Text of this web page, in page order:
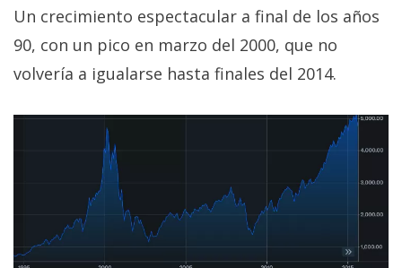
Un crecimiento espectacular a final de los años
90, con un pico en marzo del 2000, que no
volvería a igualarse hasta finales del 2014.